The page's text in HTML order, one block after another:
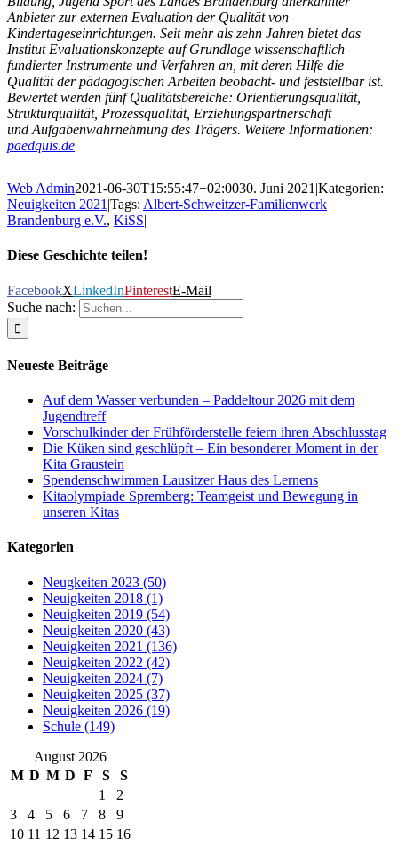
Anbieter zur externen Evaluation der Qualität von
Kindertageseinrichtungen. Seit mehr als zehn Jahren bietet das
Institut Evaluationskonzepte auf Grundlage wissenschaftlich
fundierter Instrumente und Verfahren an, mit deren Hilfe die
Qualität der pädagogischen Arbeiten beobacht- und feststellbar ist.
Bewertet werden fünf Qualitätsbereiche: Orientierungsqualität,
Strukturqualität, Prozessqualität, Erziehungspartnerschaft
und Aufgabenwahrnehmung des Trägers. Weitere Informationen:
paedquis.de
Web Admin2021-06-30T15:55:47+02:0030. Juni 2021 |Kategorien:
Neuigkeiten 2021 |Tags: Albert-Schweitzer-Familienwerk
Brandenburg e.V., KiSS|
Diese Geschichte teilen!
FacebookXLinkedInPinterestE-Mail
Suche nach:
Neueste Beiträge
Auf dem Wasser verbunden – Paddeltour 2026 mit dem
Jugendtreff
Vorschulkinder der Frühförderstelle feiern ihren Abschlusstag
Die Küken sind geschlüpft – Ein besonderer Moment in der
Kita Graustein
Spendenschwimmen Lausitzer Haus des Lernens
Kitaolympiade Spremberg: Teamgeist und Bewegung in
unseren Kitas
Kategorien
Neugkeiten 2023 (50)
Neuigkeiten 2018 (1)
Neuigkeiten 2019 (54)
Neuigkeiten 2020 (43)
Neuigkeiten 2021 (136)
Neuigkeiten 2022 (42)
Neuigkeiten 2024 (7)
Neuigkeiten 2025 (37)
Neuigkeiten 2026 (19)
Schule (149)
August 2026
M D M D F S
S
1
2
3
4 5 6 7 8
9
10 11 12 13 14 15 16